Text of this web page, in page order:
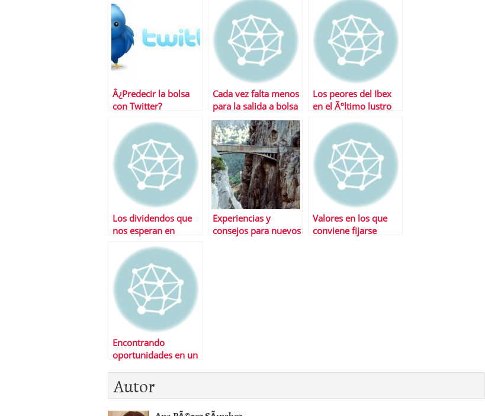
tras la venta de
Repsol YPF
Â¿Predecir la bolsa
con Twitter?
Cada vez falta menos
para la salida a bolsa
de Facebook
Los peores del Ibex
en el Ãºltimo lustro
Los dividendos que
nos esperan en
Experiencias y
consejos para nuevos
Valores en los que
conviene fijarse
Encontrando
oportunidades en un
Autor